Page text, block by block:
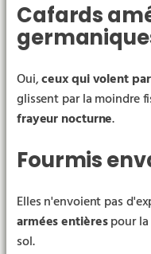
Cafards
Oui,ceux qui volent
glissent par la moindre
frayeur nocturne.
Fourmis
Elles n'envoient pas
armées entièrespour la
sol.